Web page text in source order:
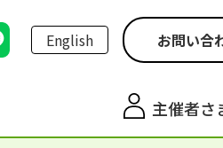
English お問い合
主催者さ